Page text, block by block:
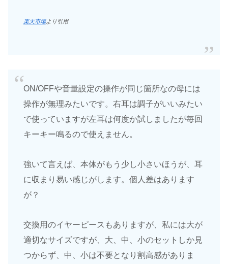
楽天市場より引用
ON/OFFや音量設定の操作が同じ箇所なの母には
操作が無理みたいです。右耳は調子がいいみたい
で使っていますが左耳は何度か試しましたが毎回
キーキー鳴るので使えません。
強いて言えば、本体がもう少し小さいほうが、耳
に収まり易い感じがします。個人差はあります
が？
交換用のイヤーピースもありますが、私には大が
適切なサイズですが、大、中、小のセットしか見
つからず、中、小は不要となり割高感がありま